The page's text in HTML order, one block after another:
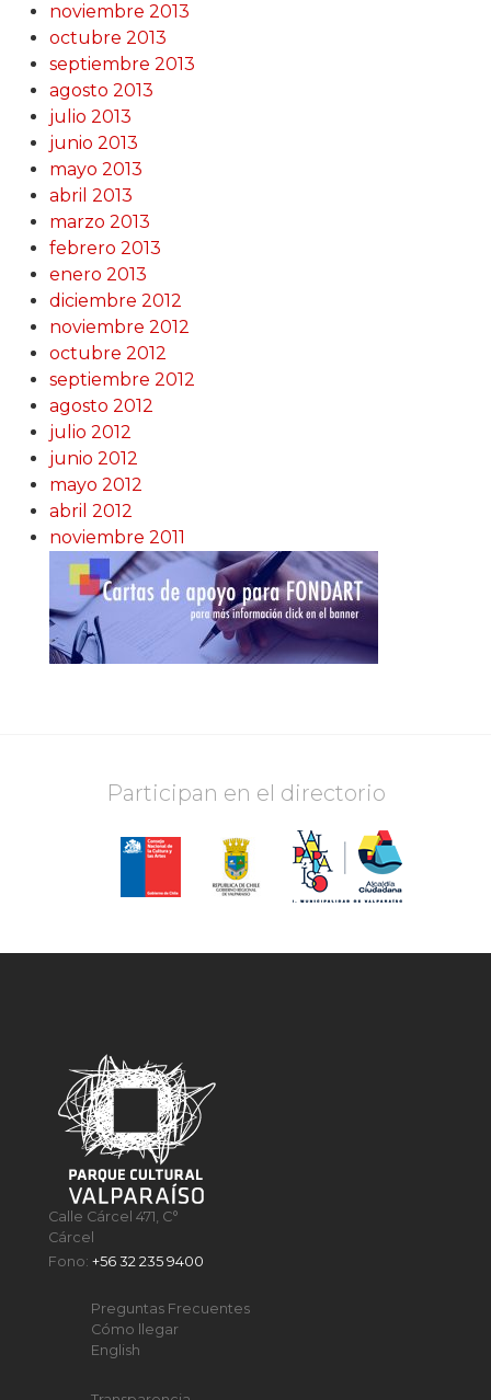
noviembre 2013
octubre 2013
septiembre 2013
agosto 2013
julio 2013
junio 2013
mayo 2013
abril 2013
marzo 2013
febrero 2013
enero 2013
diciembre 2012
noviembre 2012
octubre 2012
septiembre 2012
agosto 2012
julio 2012
junio 2012
mayo 2012
abril 2012
noviembre 2011
Participan en el directorio
Calle Cárcel 471, C°
Cárcel
Fono:+56 32 235 9400
Preguntas Frecuentes
Cómo llegar
English